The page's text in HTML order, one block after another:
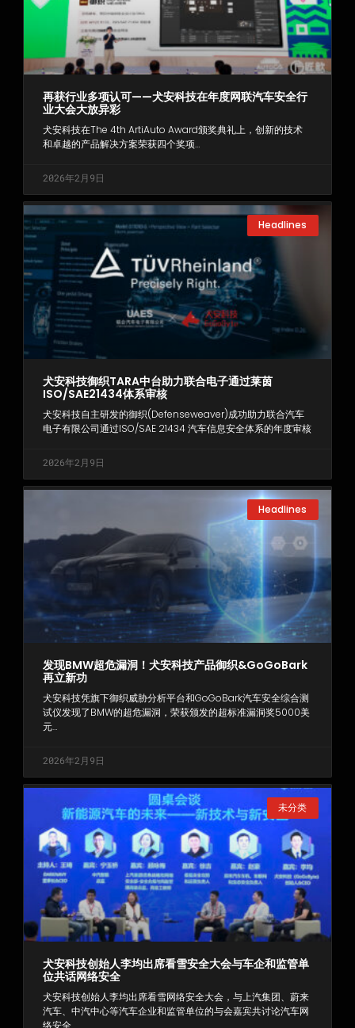
再获行业多项认可——犬安科技在年度网联汽车安全行
业大会大放异彩
犬安科技在The 4th ArtiAuto Award颁奖典礼上，创新的技术
和卓越的产品解决方案荣获四个奖项…
2026年2月9日
Headlines
犬安科技御织TARA中台助力联合电子通过莱茵
ISO/SAE21434体系审核
犬安科技自主研发的御织(Defenseweaver)成功助力联合汽车
电子有限公司通过ISO/SAE 21434 汽车信息安全体系的年度审核
2026年2月9日
Headlines
发现BMW超危漏洞！犬安科技产品御织&GoGoBark
再立新功
犬安科技凭旗下御织威胁分析平台和GoGoBark汽车安全综合测
试仪发现了BMW的超危漏洞，荣获颁发的超标准漏洞奖5000美
元…
2026年2月9日
未分类
犬安科技创始人李均出席看雪安全大会与车企和监管单
位共话网络安全
犬安科技创始人李均出席看雪网络安全大会，与上汽集团、蔚来
汽车、中汽中心等汽车企业和监管单位的与会嘉宾共讨论汽车网
络安全